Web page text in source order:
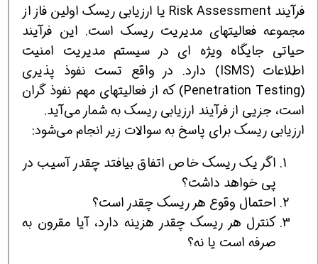
فرآیند Risk Assessment یا ارزیابی ریسک اولین فاز از
مجموعه فعالیتهای مدیریت ریسک است. این فرآیند
حیاتی جایگاه ویژه ای در سیستم مدیریت امنیت
اطلاعات (ISMS) دارد. در واقع تست نفوذ پذیری
(Penetration Testing) که از فعالیتهای مهم نفوذ گران
است، جزیی از فرآیند ارزیابی ریسک به شمار می‌آید.
ارزیابی ریسک برای پاسخ به سوالات زیر انجام می‌شود:
اگر یک ریسک خاص اتفاق بیافتد چقدر آسیب در
پی خواهد داشت؟
احتمال وقوع هر ریسک چقدر است؟
کنترل هر ریسک چقدر هزینه دارد، آیا مقرون به
صرفه است یا نه؟